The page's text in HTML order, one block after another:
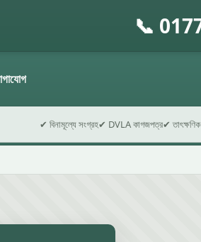
📞
✔ বিনামূল্যে সংগ্রহ✔ DVLA কাগজপত্র✔ তাৎক্ষণিক